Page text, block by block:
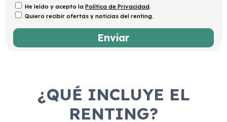
He leído y acepto la Política de Privacidad.
Quiero recibir ofertas y noticias del renting.
¿QUÉ INCLUYE EL
RENTING?